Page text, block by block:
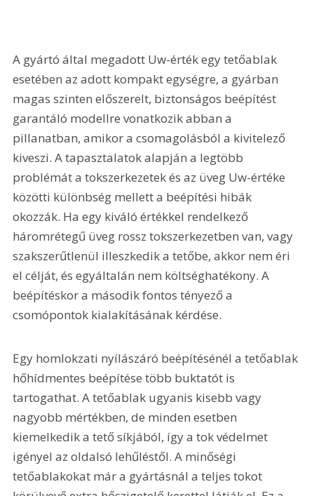
A gyártó által megadott Uw-érték egy tetőablak
esetében az adott kompakt egységre, a gyárban
magas szinten előszerelt, biztonságos beépítést
garantáló modellre vonatkozik abban a
pillanatban, amikor a csomagolásból a kivitelező
kiveszi. A tapasztalatok alapján a legtöbb
problémát a tokszerkezetek és az üveg Uw-értéke
közötti különbség mellett a beépítési hibák
okozzák. Ha egy kiváló értékkel rendelkező
háromrétegű üveg rossz tokszerkezetben van, vagy
szakszerűtlenül illeszkedik a tetőbe, akkor nem éri
el célját, és egyáltalán nem költséghatékony. A
beépítéskor a második fontos tényező a
csomópontok kialakításának kérdése.
Egy homlokzati nyílászáró beépítésénél a tetőablak
hőhídmentes beépítése több buktatót is
tartogathat. A tetőablak ugyanis kisebb vagy
nagyobb mértékben, de minden esetben
kiemelkedik a tető síkjából, így a tok védelmet
igényel az oldalsó lehűléstől. A minőségi
tetőablakokat már a gyártásnál a teljes tokot